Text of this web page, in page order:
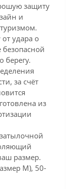
защиту
и
от удара о
безопасной
берегу.
за счёт
из
размер.
М), 50-